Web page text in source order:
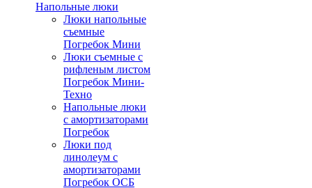
Напольные люки
Люки напольные
съемные
Погребок Мини
Люки съемные с
рифленым листом
Погребок Мини-
Техно
Напольные люки
с амортизаторами
Погребок
Люки под
линолеум с
амортизаторами
Погребок ОСБ